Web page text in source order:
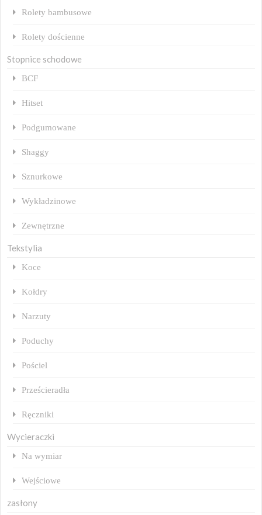
Rolety bambusowe
Rolety dościenne
Stopnice schodowe
BCF
Hitset
Podgumowane
Shaggy
Sznurkowe
Wykładzinowe
Zewnętrzne
Tekstylia
Koce
Kołdry
Narzuty
Poduchy
Pościel
Prześcieradła
Ręczniki
Wycieraczki
Na wymiar
Wejściowe
zasłony